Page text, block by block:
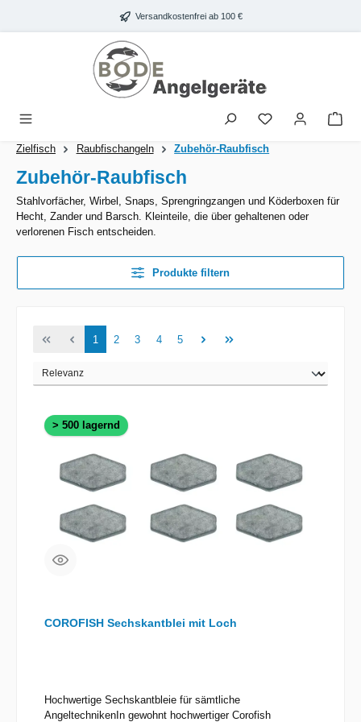
Zum Hauptinhalt springen Versandkostenfrei ab 100 €
Zielfisch Raubfischangeln Zubehör-Raubfisch
Zubehör-Raubfisch
Stahlvorfächer, Wirbel, Snaps, Sprengringzangen und Köderboxen für
Hecht, Zander und Barsch. Kleinteile, die über gehaltenen oder
verlorenen Fisch entscheiden.
Produkte filtern
Seite
1 Seite
2 Seite
3 Seite
4 Seite
5
> 500 lagernd
COROFISH Sechskantblei mit Loch
Hochwertige Sechskantbleie für sämtliche
AngeltechnikenIn gewohnt hochwertiger Corofish